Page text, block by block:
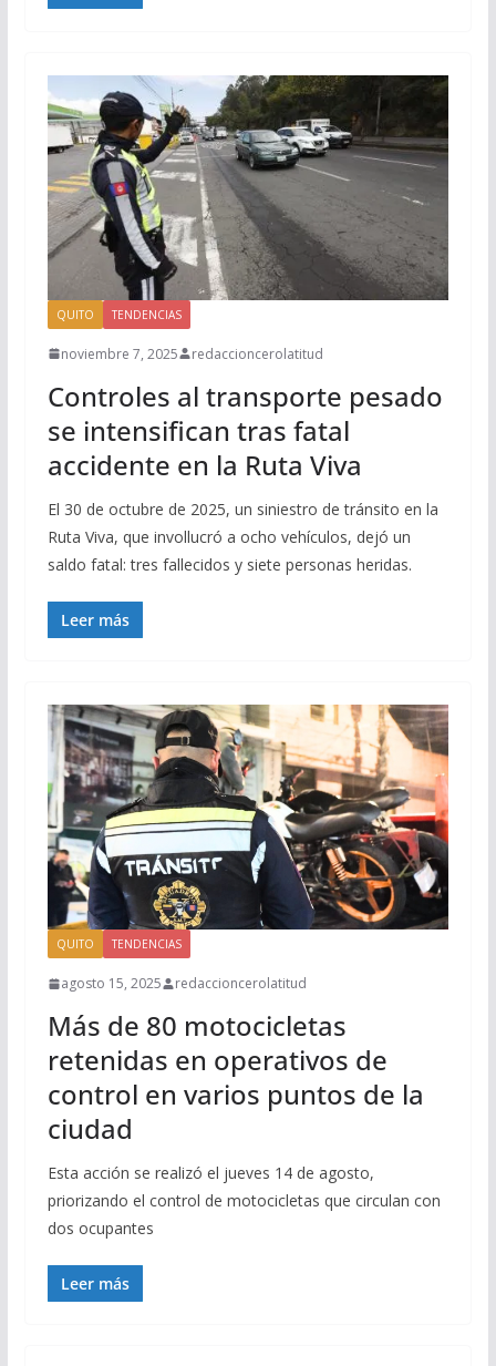
QUITO TENDENCIAS
noviembre 7, 2025 redaccioncerolatitud
Controles al transporte pesado
se intensifican tras fatal
accidente en la Ruta Viva
El 30 de octubre de 2025, un siniestro de tránsito en la
Ruta Viva, que invollucró a ocho vehículos, dejó un
saldo fatal: tres fallecidos y siete personas heridas.
Leer más
QUITO TENDENCIAS
agosto 15, 2025 redaccioncerolatitud
Más de 80 motocicletas
retenidas en operativos de
control en varios puntos de la
ciudad
Esta acción se realizó el jueves 14 de agosto,
priorizando el control de motocicletas que circulan con
dos ocupantes
Leer más